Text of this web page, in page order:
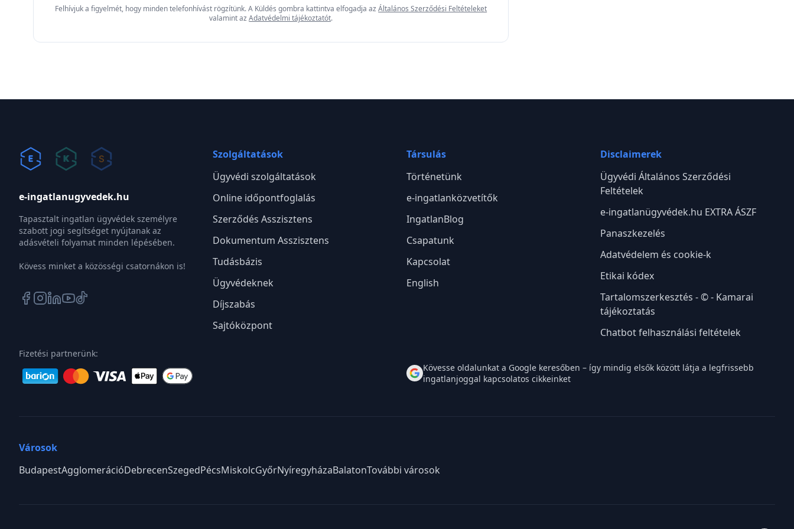
Felhívjuk a figyelmét, hogy minden telefonhívást rögzítünk. A Küldés gombra kattintva elfogadja az Általános Szerződési Feltételeket
valamint az Adatvédelmi tájékoztatót.
e-ingatlanugyvedek.hu
Tapasztalt ingatlan ügyvédek személyre
szabott jogi segítséget nyújtanak az
adásvételi folyamat minden lépésében.
Kövess minket a közösségi csatornákon is!
Szolgáltatások
Ügyvédi szolgáltatások
Online időpontfoglalás
Szerződés Asszisztens
Dokumentum Asszisztens
Tudásbázis
Ügyvédeknek
Díjszabás
Sajtóközpont
Társulás
Történetünk
e-ingatlanközvetítők
IngatlanBlog
Csapatunk
Kapcsolat
English
Disclaimerek
Ügyvédi Általános Szerződési
Feltételek
e-ingatlanügyvédek.hu EXTRA ÁSZF
Panaszkezelés
Adatvédelem és cookie-k
Etikai kódex
Tartalomszerkesztés - © - Kamarai
tájékoztatás
Chatbot felhasználási feltételek
Fizetési partnerünk:
Kövesse oldalunkat a Google keresőben – így mindig elsők között látja a legfrissebb
ingatlanjoggal kapcsolatos cikkeinket
Városok
BudapestAgglomerációDebrecenSzegedPécsMiskolcGyőrNyíregyházaBalatonTovábbi városok